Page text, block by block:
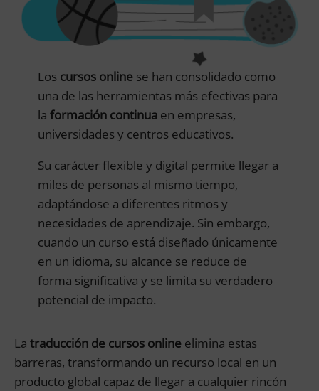
Los cursos online se han consolidado como
una de las herramientas más efectivas para
la formación continuaen empresas,
universidades y centros educativos.
Su carácter flexible y digital permite llegar a
miles de personas al mismo tiempo,
adaptándose a diferentes ritmos y
necesidades de aprendizaje. Sin embargo,
cuando un curso está diseñado únicamente
en un idioma, su alcance se reduce de
forma significativa y se limita su verdadero
potencial de impacto.
La traducción de cursos online elimina estas
barreras, transformando un recurso local en un
producto global capaz de llegar a cualquier rincón